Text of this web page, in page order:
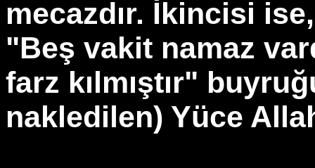
mecazdır. İkincisi
"Beş vakit namaz
farz kılmıştır"
nakledilen) Yüce